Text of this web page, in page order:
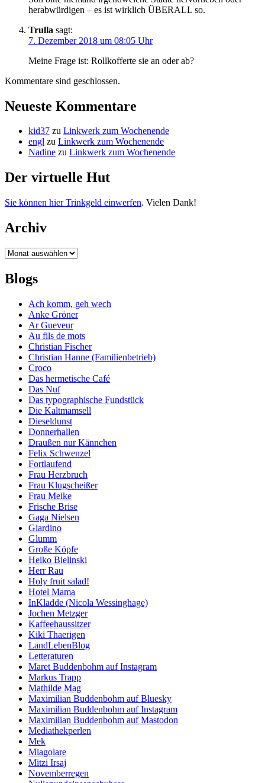
herabwürdigen – es ist wirklich ÜBERALL so.
Trulla sagt:
7. Dezember 2018 um 08:05 Uhr
Meine Frage ist: Rollkofferte sie an oder ab?
Kommentare sind geschlossen.
Neueste Kommentare
kid37 zu Linkwerk zum Wochenende
engl zu Linkwerk zum Wochenende
Nadine zu Linkwerk zum Wochenende
Der virtuelle Hut
Sie können hier Trinkgeld einwerfen. Vielen Dank!
Archiv
Archiv
Blogs
Ach komm, geh wech
Anke Gröner
Ar Gueveur
Au fils de mots
Christian Fischer
Christian Hanne (Familienbetrieb)
Croco
Das hermetische Café
Das Nuf
Das typographische Fundstück
Die Kaltmamsell
Dieseldunst
Donnerhallen
Draußen nur Kännchen
Felix Schwenzel
Fortlaufend
Frau Herzbruch
Frau Klugscheißer
Frau Meike
Frische Brise
Gaga Nielsen
Giardino
Glumm
Große Köpfe
Heiko Bielinski
Herr Rau
Holy fruit salad!
Hotel Mama
InKladde (Nicola Wessinghage)
Jochen Metzger
Kaffeehaussitzer
Kiki Thaerigen
LandLebenBlog
Letteraturen
Maret Buddenbohm auf Instagram
Markus Trapp
Mathilde Mag
Maximilian Buddenbohm auf Bluesky
Maximilian Buddenbohm auf Instagram
Maximilian Buddenbohm auf Mastodon
Mediathekperlen
Mek
Miagolare
Mitzi Irsaj
Novemberregen